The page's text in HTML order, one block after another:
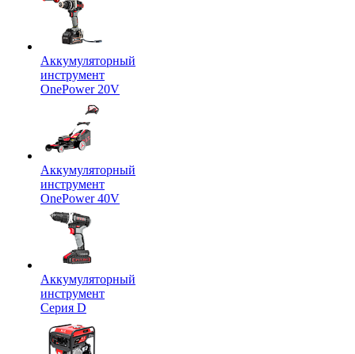
Аккумуляторный
инструмент
OnePower 20V
Аккумуляторный
инструмент
OnePower 40V
Аккумуляторный
инструмент
Серия D